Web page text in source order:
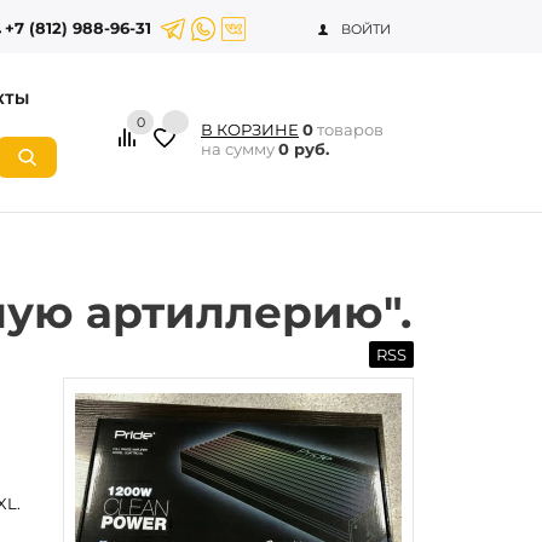
+7 (812) 988-96-31 ВОЙТИ
0 В КОРЗИНЕ 0товаров
на сумму0 руб.
артиллерию".
RSS